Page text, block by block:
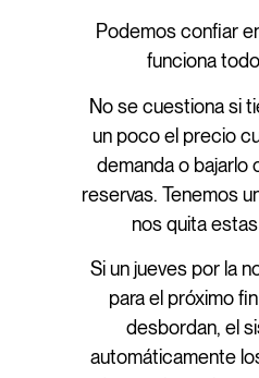
Podemos confiar
funciona
No se cuestiona si
un poco el precio
demanda o bajarlo
reservas. Tenemos
nos quita
Si un jueves por la
para el próximo
desbordan, el
automáticamente